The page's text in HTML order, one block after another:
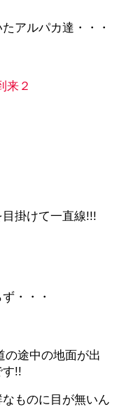
アルパカ達・・・
掛けて一直線!!!
・・・
面が出
す!!
ものに目が無いん